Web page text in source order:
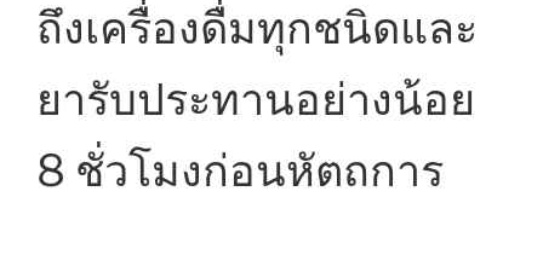
ถึงเครื่องดื่มทุกชนิดและ
ยารับประทานอย่างน้อย
8 ชั่วโมงก่อนหัตถการ